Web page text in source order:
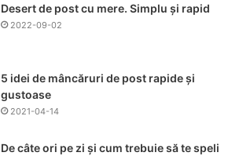
Desert de post cu mere. Simplu și rapid
2022-09-02
5 idei de mâncăruri de post rapide și
gustoase
2021-04-14
De câte ori pe zi și cum trebuie să te speli